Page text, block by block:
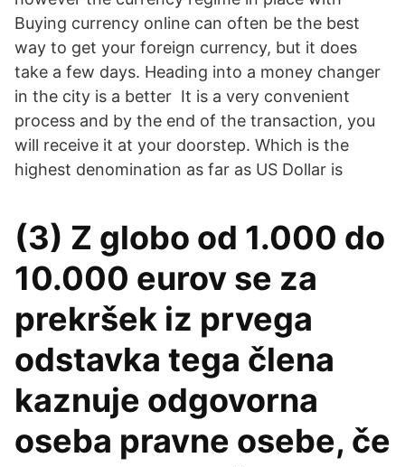
Buying currency online can often be the best
way to get your foreign currency, but it does
take a few days. Heading into a money changer
in the city is a better It is a very convenient
process and by the end of the transaction, you
will receive it at your doorstep. Which is the
highest denomination as far as US Dollar is
(3) Z globo od 1.000 do
10.000 eurov se za
prekršek iz prvega
odstavka tega člena
kaznuje odgovorna
oseba pravne osebe, če